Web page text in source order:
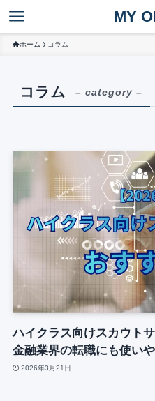
MY
ホーム コラム
コラム – category –
ハイクラス向けスカウト
金融業界の転職にも使いや
2026年3月21日